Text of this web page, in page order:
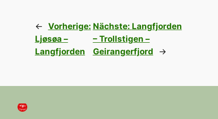
← Vorherige:
Ljøsøa –
Langfjorden
Nächste: Langfjorden
– Trollstigen –
Geirangerfjord
→